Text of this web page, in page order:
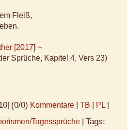
Fleiß,
[2017] ~
Sprüche, Kapitel 4, Vers 23)
(0/0) Kommentare TB PL
Tagessprüche Tags: